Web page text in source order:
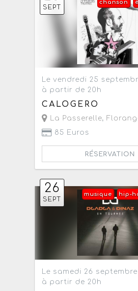
SEPT
chanson
Le vendredi 25
à partir de 20h
CALOGERO
La Passerelle,
85 Euros
RÉSERVATION
26
SEPT
hip-
musique
Le samedi 26
à partir de 20h